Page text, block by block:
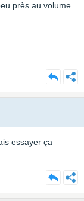
près au volume
essayer ça